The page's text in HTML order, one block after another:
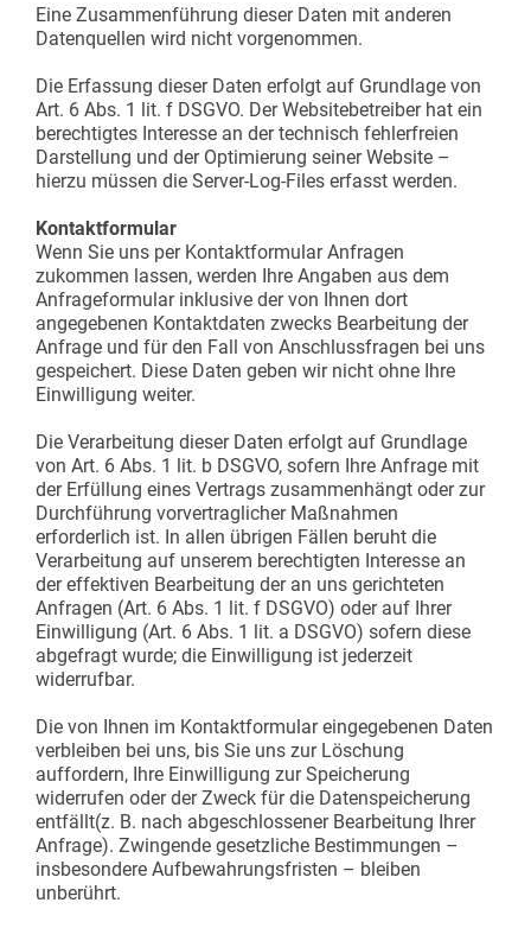
Eine Zusammenführung dieser Daten mit anderen
Datenquellen wird nicht vorgenommen.
Die Erfassung dieser Daten erfolgt auf Grundlage von
Art. 6 Abs. 1 lit. f DSGVO. Der Websitebetreiber hat ein
berechtigtes Interesse an der technisch fehlerfreien
Darstellung und der Optimierung seiner Website –
hierzu müssen die Server-Log-Files erfasst werden.
Kontaktformular
Wenn Sie uns per Kontaktformular Anfragen
zukommen lassen, werden Ihre Angaben aus dem
Anfrageformular inklusive der von Ihnen dort
angegebenen Kontaktdaten zwecks Bearbeitung der
Anfrage und für den Fall von Anschlussfragen bei uns
gespeichert. Diese Daten geben wir nicht ohne Ihre
Einwilligung weiter.
Die Verarbeitung dieser Daten erfolgt auf Grundlage
von Art. 6 Abs. 1 lit. b DSGVO, sofern Ihre Anfrage mit
der Erfüllung eines Vertrags zusammenhängt oder zur
Durchführung vorvertraglicher Maßnahmen
erforderlich ist. In allen übrigen Fällen beruht die
Verarbeitung auf unserem berechtigten Interesse an
der effektiven Bearbeitung der an uns gerichteten
Anfragen (Art. 6 Abs. 1 lit. f DSGVO) oder auf Ihrer
Einwilligung (Art. 6 Abs. 1 lit. a DSGVO) sofern diese
abgefragt wurde; die Einwilligung ist jederzeit
widerrufbar.
Die von Ihnen im Kontaktformular eingegebenen Daten
verbleiben bei uns, bis Sie uns zur Löschung
auffordern, Ihre Einwilligung zur Speicherung
widerrufen oder der Zweck für die Datenspeicherung
entfällt(z. B. nach abgeschlossener Bearbeitung Ihrer
Anfrage). Zwingende gesetzliche Bestimmungen –
insbesondere Aufbewahrungsfristen – bleiben
unberührt.